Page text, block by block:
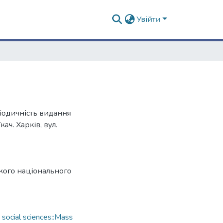
Увійти
видання
Харків, вул.
національного
sciences::Mass